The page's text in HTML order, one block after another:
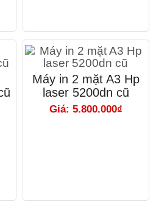
Máy in 2 mặt A3 Hp
laser 5200dn cũ
Giá: 5.800.000₫